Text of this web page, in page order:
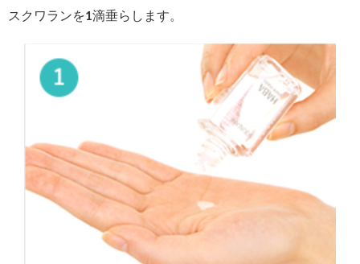
スクワランを1滴垂らします。